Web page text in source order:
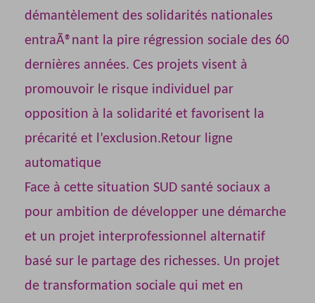
démantèlement des solidarités nationales
entraÃ®nant la pire régression sociale des 60
dernières années. Ces projets visent à
promouvoir le risque individuel par
opposition à la solidarité et favorisent la
précarité et l’exclusion.Retour ligne
automatique
Face à cette situation SUD santé sociaux a
pour ambition de développer une démarche
et un projet interprofessionnel alternatif
basé sur le partage des richesses. Un projet
de transformation sociale qui met en